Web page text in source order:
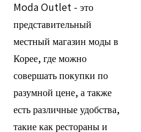
Moda Outlet - это
представительный
местный магазин моды в
Корее, где можно
совершать покупки по
разумной цене, а также
есть различные удобства,
такие как рестораны и